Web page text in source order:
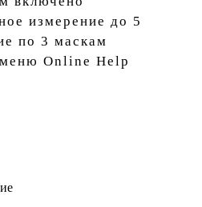
до 5
по 3 маскам
Online Help